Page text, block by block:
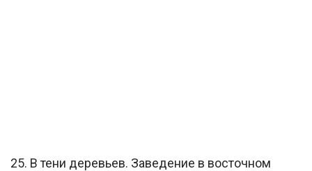
25. В тени деревьев. Заведение в восточном